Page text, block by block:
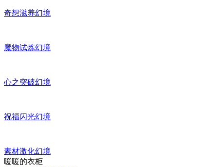
奇想滋养幻境
魔物试炼幻境
心之突破幻境
祝福闪光幻境
素材激化幻境
暖暖的衣柜